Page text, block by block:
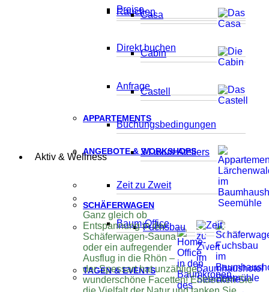
Rauchen
Casa
Cabin
Castell
APPARTEMENTS
3 Luxus-Ateliers
SCHÄFERWAGEN
Fuchsbau
Preise
Direkt buchen
Anfrage
Buchungsbedingungen
ANGEBOTE & WORKSHOPS
Zeit zu Zweit
Baum-Office
TAGEN & EVENTS
Aktiv & Wellness
Ganz gleich ob
Entspannung in der
Schäferwagen-Sauna
oder ein aufregender
Ausflug in die Rhön –
der Spessart hat unzählige,
wunderschöne Facetten! Entdecken Sie